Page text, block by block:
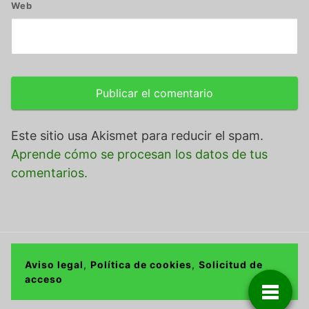
Web
Este sitio usa Akismet para reducir el spam.
Aprende cómo se procesan los datos de tus
comentarios.
Aviso legal, Política de cookies, Solicitud de
acceso